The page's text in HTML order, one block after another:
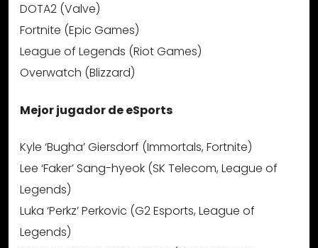
DOTA2 (Valve)
Fortnite (Epic Games)
League of Legends (Riot Games)
Overwatch (Blizzard)
Mejor jugador de eSports
Kyle ‘Bugha’ Giersdorf (Immortals, Fortnite)
Lee ‘Faker’ Sang-hyeok (SK Telecom, League of
Legends)
Luka ‘Perkz’ Perkovic (G2 Esports, League of
Legends)